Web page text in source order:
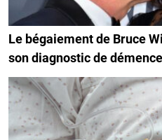
Le bégaiement de Bruce
son diagnostic de